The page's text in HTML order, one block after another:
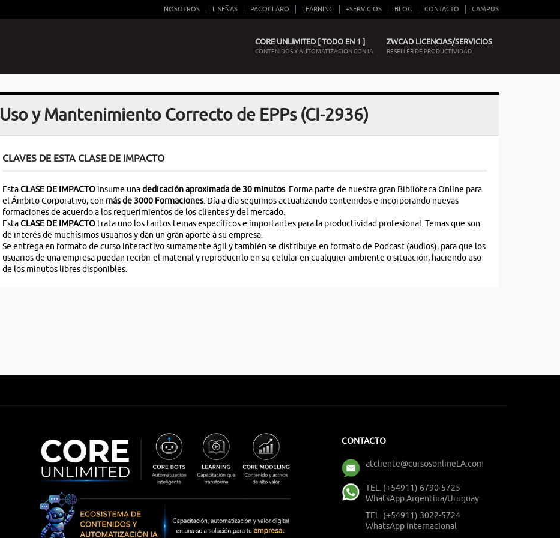
NOSOTROS L.SEÑAS PAGOCLARO LEARNINC +SERVICIOS BLOG CONTACTO CAMPUS
CORE UNLIMITED [ TODO EN 1 ]
CONTENIDOS Y AUTOMATIZACIÓN CON IA
ZWCAD LICENCIAS/SERVICIOS
RESELLER DE PRODUCTIVIDAD
Uso y Mantenimiento Correcto de EPPs (CI-2936)
CLAVES DE ESTA CLASE DE IMPACTO
EstaCLASE DE IMPACTOinsume unadedicación aproximada de 30 minutos. Forma parte de nuestra gran Biblioteca Online para
el Ámbito Corporativo, con más de 3000 Formaciones. Día a día seguimos actualizando contenidos e incorporando nuevas
formaciones de acuerdo a los requerimientos de los clientes y del mercado.
EstaCLASE DE IMPACTOtrata uno los tantos temas específicos e importantes para la productividad profesional. Temas que son
de interés de muchísimos usuarios y dan un gran aporte a su empresa.
Se entrega en formato de curso interactivo sumamente ágil y también se distribuye en formato de Podcast (audios), para que los
usuarios de una empresa puedan recibir el material y reproducirlo en su celular en cualquier ambiente o situación, haciendo uso
de los minutos libres disponibles.
CONTACTO
atcliente@cursosonlineLA.com
TEL. (+54911) 6790-5725
WhatsApp Argentina/Uruguay
TEL. (+54911) 3022-5724
WhatsApp Internacional